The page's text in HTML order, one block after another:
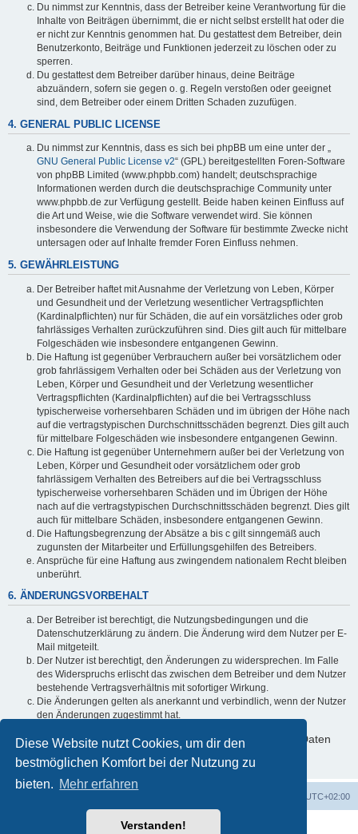
Diese Website nutzt Cookies, um dir den
bestmöglichen Komfort bei der Nutzung zu
bieten. Mehr erfahren
Verstanden!
Du nimmst zur Kenntnis, dass der Betreiber keine Verantwortung für die
Inhalte von Beiträgen übernimmt, die er nicht selbst erstellt hat oder die
er nicht zur Kenntnis genommen hat. Du gestattest dem Betreiber, dein
Benutzerkonto, Beiträge und Funktionen jederzeit zu löschen oder zu
sperren.
Du gestattest dem Betreiber darüber hinaus, deine Beiträge
abzuändern, sofern sie gegen o. g. Regeln verstoßen oder geeignet
sind, dem Betreiber oder einem Dritten Schaden zuzufügen.
4. GENERAL PUBLIC LICENSE
Du nimmst zur Kenntnis, dass es sich bei phpBB um eine unter der „
GNU General Public License v2“ (GPL) bereitgestellten Foren-Software
von phpBB Limited (www.phpbb.com) handelt; deutschsprachige
Informationen werden durch die deutschsprachige Community unter
www.phpbb.de zur Verfügung gestellt. Beide haben keinen Einfluss auf
die Art und Weise, wie die Software verwendet wird. Sie können
insbesondere die Verwendung der Software für bestimmte Zwecke nicht
untersagen oder auf Inhalte fremder Foren Einfluss nehmen.
5. GEWÄHRLEISTUNG
Der Betreiber haftet mit Ausnahme der Verletzung von Leben, Körper
und Gesundheit und der Verletzung wesentlicher Vertragspflichten
(Kardinalpflichten) nur für Schäden, die auf ein vorsätzliches oder grob
fahrlässiges Verhalten zurückzuführen sind. Dies gilt auch für mittelbare
Folgeschäden wie insbesondere entgangenen Gewinn.
Die Haftung ist gegenüber Verbrauchern außer bei vorsätzlichem oder
grob fahrlässigem Verhalten oder bei Schäden aus der Verletzung von
Leben, Körper und Gesundheit und der Verletzung wesentlicher
Vertragspflichten (Kardinalpflichten) auf die bei Vertragsschluss
typischerweise vorhersehbaren Schäden und im übrigen der Höhe nach
auf die vertragstypischen Durchschnittsschäden begrenzt. Dies gilt auch
für mittelbare Folgeschäden wie insbesondere entgangenen Gewinn.
Die Haftung ist gegenüber Unternehmern außer bei der Verletzung von
Leben, Körper und Gesundheit oder vorsätzlichem oder grob
fahrlässigem Verhalten des Betreibers auf die bei Vertragsschluss
typischerweise vorhersehbaren Schäden und im Übrigen der Höhe
nach auf die vertragstypischen Durchschnittsschäden begrenzt. Dies gilt
auch für mittelbare Schäden, insbesondere entgangenen Gewinn.
Die Haftungsbegrenzung der Absätze a bis c gilt sinngemäß auch
zugunsten der Mitarbeiter und Erfüllungsgehilfen des Betreibers.
Ansprüche für eine Haftung aus zwingendem nationalem Recht bleiben
unberührt.
6. ÄNDERUNGSVORBEHALT
Der Betreiber ist berechtigt, die Nutzungsbedingungen und die
Datenschutzerklärung zu ändern. Die Änderung wird dem Nutzer per E-
Mail mitgeteilt.
Der Nutzer ist berechtigt, den Änderungen zu widersprechen. Im Falle
des Widerspruchs erlischt das zwischen dem Betreiber und dem Nutzer
bestehende Vertragsverhältnis mit sofortiger Wirkung.
Die Änderungen gelten als anerkannt und verbindlich, wenn der Nutzer
den Änderungen zugestimmt hat.
Informationen über den Umgang mit deinen persönlichen Daten
sind in der Datenschutzerklärung enthalten.
UTC+02:00
Powered byphpBB® Forum Software © phpBB Limited